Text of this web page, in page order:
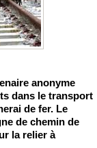
anonyme
dans le transport
de fer. Le
de chemin de
la relier à